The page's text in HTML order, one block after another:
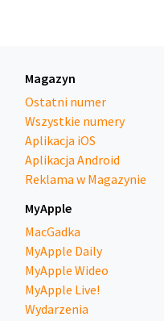
Magazyn
Ostatni numer
Wszystkie numery
Aplikacja iOS
Aplikacja Android
Reklama w Magazynie
MyApple
MacGadka
MyApple Daily
MyApple Wideo
MyApple Live!
Wydarzenia